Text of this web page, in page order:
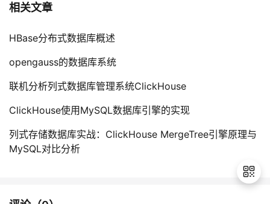
相关文章
HBase分布式数据库概述
opengauss的数据库系统
联机分析列式数据库管理系统ClickHouse
ClickHouse使用MySQL数据库引擎的实现
列式存储数据库实战：ClickHouse MergeTree引擎原理与
MySQL对比分析